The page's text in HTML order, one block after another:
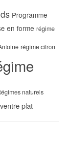
Programme
en forme régime
régime citron
naturels
ventre plat